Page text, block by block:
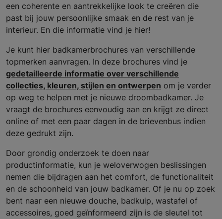
een coherente en aantrekkelijke look te creëren die
past bij jouw persoonlijke smaak en de rest van je
interieur. En die informatie vind je hier!
Je kunt hier badkamerbrochures van verschillende
topmerken aanvragen. In deze brochures vind je
gedetailleerde informatie over verschillende
collecties, kleuren, stijlen en ontwerpen om je verder
op weg te helpen met je nieuwe droombadkamer. Je
vraagt de brochures eenvoudig aan en krijgt ze direct
online of met een paar dagen in de brievenbus indien
deze gedrukt zijn.
Door grondig onderzoek te doen naar
productinformatie, kun je weloverwogen beslissingen
nemen die bijdragen aan het comfort, de functionaliteit
en de schoonheid van jouw badkamer. Of je nu op zoek
bent naar een nieuwe douche, badkuip, wastafel of
accessoires, goed geïnformeerd zijn is de sleutel tot